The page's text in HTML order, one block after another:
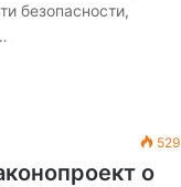
безопасности,
529
о